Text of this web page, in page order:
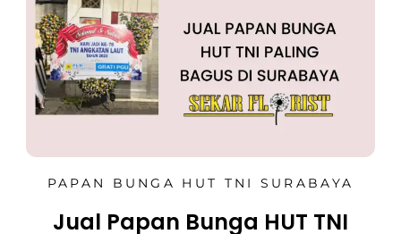
PAPAN BUNGA HUT TNI SURABAYA
Jual Papan Bunga HUT TNI